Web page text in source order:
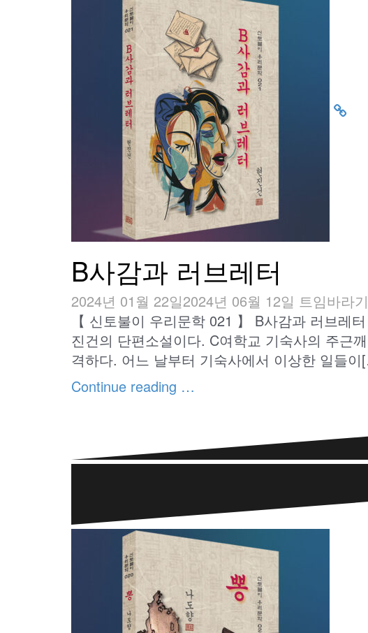
B사감과 러브레터
2024년 01월 22일2024년 06월 12일 트임바라기
【 신토불이 우리문학 021 】 B사감과 러브
진건의 단편소설이다. C여학교 기숙사의 주근
격하다. 어느 날부터 기숙사에서 이상한 일들
Continue reading …